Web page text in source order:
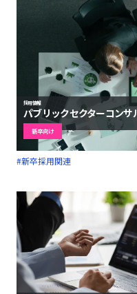
採用情報
パブリックセクターコンサ
新卒向け
#新卒採用関連